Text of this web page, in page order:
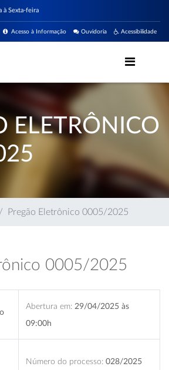
à Sexta-feira
Acessibilidade
Ouvidoria
Acesso à Informação
ELETRÔNICO
Pregão Eletrônico 0005/2025
0005/2025
Abertura em: 29/04/2025 às
09:00h
Número do processo: 028/2025